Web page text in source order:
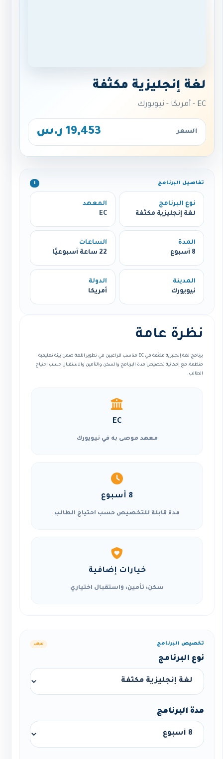
لغة إنجليزية مكثفة
EC - أمريكا - نيويورك
السعر 19,453 ر.س
تفاصيل البرنامج ℹ️
نوع البرنامج
لغة إنجليزية مكثفة
المعهد
EC
المدة
8 أسبوع
الساعات
22 ساعة أسبوعيًا
المدينة
نيويورك
الدولة
أمريكا
نظرة عامة
برنامج لغة إنجليزية مكثفة في EC مناسب للراغبين في تطوير اللغة ضمن بيئة تعليمية
منظمة، مع إمكانية تخصيص مدة البرنامج والسكن والتأمين والاستقبال حسب احتياج
الطالب.
EC
معهد موصى به في نيويورك
8 أسبوع
مدة قابلة للتخصيص حسب احتياج الطالب
خيارات إضافية
سكن، تأمين، واستقبال اختياري
تخصيص البرنامج عرض
نوع البرنامج
مدة البرنامج